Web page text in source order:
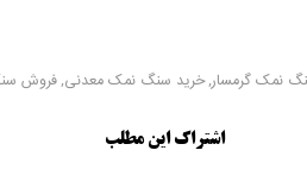
نمک گرمسار,خرید سنگ نمک معدنی,فروش
اشتراک این مطلب